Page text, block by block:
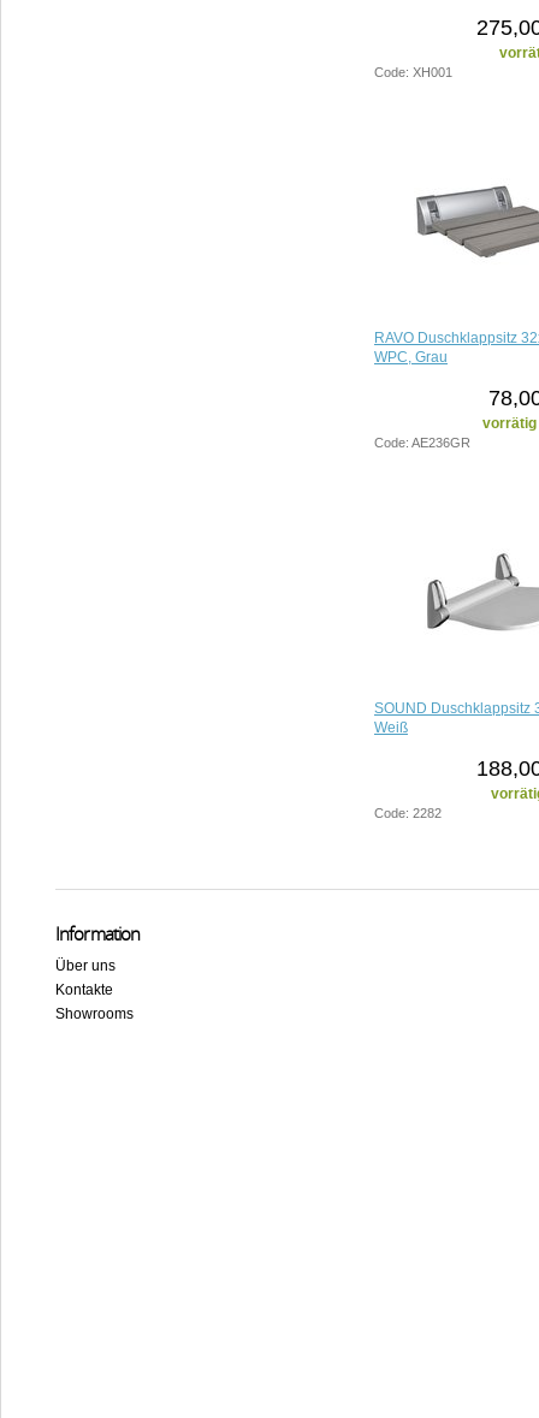
Code: XH001
RAVO Duschklappsitz
WPC, Grau
vorrätig
Code: AE236GR
SOUND Duschklappsitz
Weiß
Code: 2282
Information
Über uns
Kontakte
Showrooms